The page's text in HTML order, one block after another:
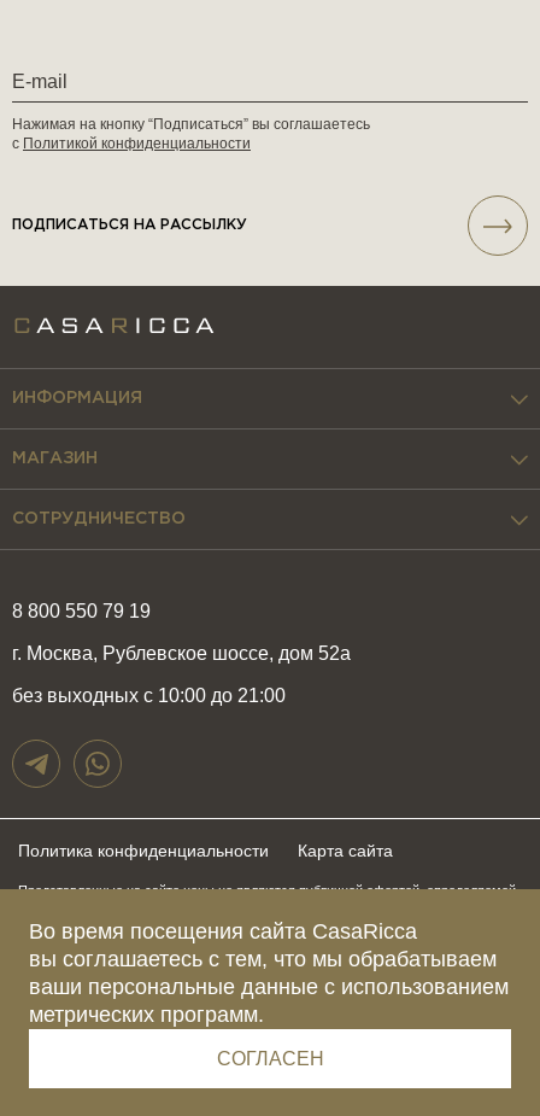
Во время посещения сайта CasaRicca
вы соглашаетесь с тем, что мы обрабатываем
ваши персональные данные с использованием
метрических программ.
СОГЛАСЕН
Нажимая на кнопку “Подписаться” вы соглашаетесь
с Политикой конфиденциальности
ПОДПИСАТЬСЯ НА РАССЫЛКУ
8 800 550 79 19
г. Москва, Рублевское шоссе, дом 52а
без выходных с 10:00 до 21:00
ИНФОРМАЦИЯ
МАГАЗИН
СОТРУДНИЧЕСТВО
Политика конфиденциальности Карта сайта
Представленные на сайте цены не являются публичной офертой, определяемой
быть изменены в любое время без предупреждения. Для получения актуальной и
подробной информации о стоимости, сроках и условиях поставки просьба
обращаться к менеджерам по указанным выше телефонам
Зарегистрированное название компании
Адрес Ш. РУБЛЁВСКОЕ, Д. 52А, ПОМЕЩ. I ЭТАЖ 2, КОМ. 81 Г.МОСКВА, ВН.ТЕР.
Телефон компании +79015477974